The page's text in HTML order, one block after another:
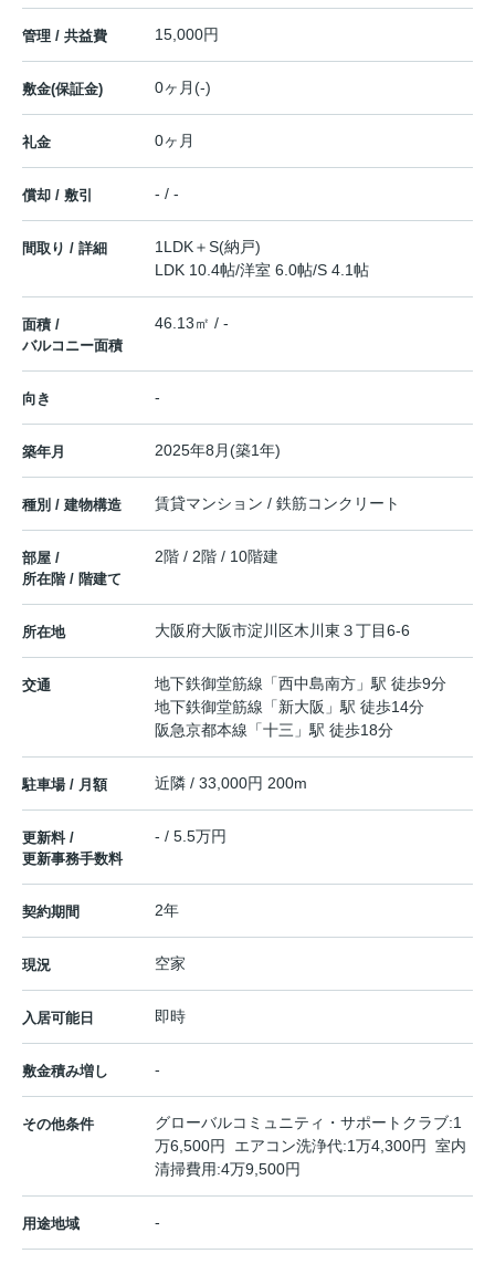
管理 / 共益費 15,000円
敷金(保証金) 0ヶ月(-)
礼金 0ヶ月
償却 / 敷引 - / -
間取り / 詳細
1LDK＋S(納戸)
LDK 10.4帖/洋室 6.0帖/S 4.1帖
面積 /
バルコニー面積
46.13㎡ / -
向き -
築年月 2025年8月(築1年)
種別 / 建物構造 賃貸マンション / 鉄筋コンクリート
部屋 /
所在階 / 階建て
2階 / 2階 / 10階建
所在地 大阪府大阪市淀川区木川東 ３丁目6-6
交通 地下鉄御堂筋線 「西中島南方 」駅 徒歩9分
地下鉄御堂筋線 「新大阪 」駅 徒歩14分
阪急京都本線 「十三 」駅 徒歩18分
駐車場 / 月額 近隣 / 33,000円 200m
更新料 /
更新事務手数料
- / 5.5万円
契約期間 2年
現況 空家
入居可能日 即時
敷金積み増し -
その他条件
グローバルコミュニティ・サポートクラブ:1
万6,500円 エアコン洗浄代:1万4,300円 室内
清掃費用:4万9,500円
用途地域 -